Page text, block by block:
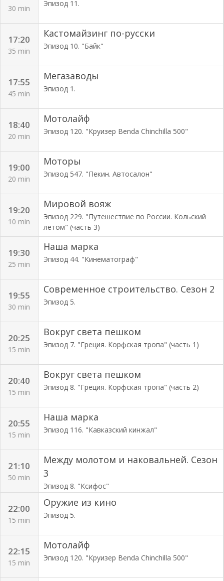
30 min
Эпизод 11.
17:20
35 min
Кастомайзинг по-русски
Эпизод 10. "Байк"
17:55
45 min
Мегазаводы
Эпизод 1.
18:40
20 min
Мотолайф
Эпизод 120. "Круизер Benda Chinchilla 500"
19:00
20 min
Моторы
Эпизод 547. "Пекин. Автосалон"
19:20
10 min
Мировой вояж
Эпизод 229. "Путешествие по России. Кольский
летом" (часть 3)
19:30
25 min
Наша марка
Эпизод 44. "Кинематограф"
19:55
30 min
Современное строительство. Сезон 2
Эпизод 5.
20:25
15 min
Вокруг света пешком
Эпизод 7. "Греция. Корфская тропа" (часть 1)
20:40
15 min
Вокруг света пешком
Эпизод 8. "Греция. Корфская тропа" (часть 2)
20:55
15 min
Наша марка
Эпизод 116. "Кавказский кинжал"
21:10
50 min
Между молотом и наковальней. Сезон
3
Эпизод 8. "Ксифос"
22:00
15 min
Оружие из кино
Эпизод 5.
22:15
15 min
Мотолайф
Эпизод 120. "Круизер Benda Chinchilla 500"